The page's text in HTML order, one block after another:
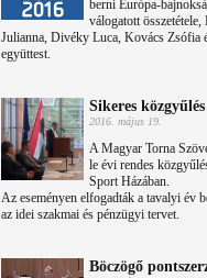
berni Európa-
válogatott
Julianna, Divéky Luca, Kovács Zsófia
együttest.
Sikeres közgyűlés
2016. május 19.
A Magyar Torna
le évi rendes
Sport Házában.
Az eseményen elfogadták a tavalyi év
az idei szakmai és pénzügyi tervet.
Böczögő